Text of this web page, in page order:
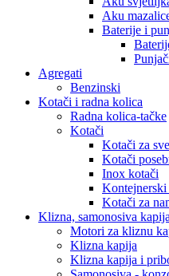
Aku
Baterije i
Agregati
Benzinski
Kotači i radna kolica
Radna kolica-tačke
Kotači
Kotači za
Kotači
Inox kotači
Kontejnerski
Kotači za
Klizna, samonosiva
Motori za kliznu
Klizna kapija
Klizna kapija i